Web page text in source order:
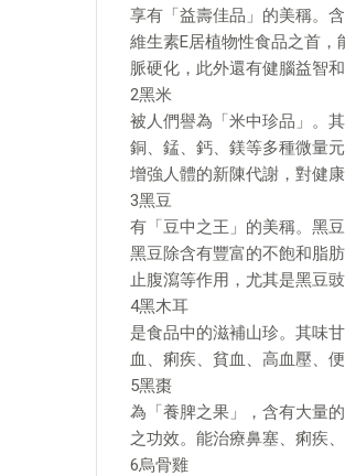
享有「益壽佳品」的美稱。
維生素E居植物性食品之首
脈硬化，此外還有健腦益智
2黑米
被人們譽為「米中珍品」。
銅、錳、鈣、鎂等多種微量
增強人體的新陳代謝，對健康
3黑豆
有「豆中之王」的美稱。黑
黑豆除含有豐富的不飽和脂
止腹瀉等作用，尤其是黑豆
4黑木耳
是食品中的滋補山珍。其味
血、痢疾、貧血、高血壓、
5黑棗
為「養脾之果」，含有大量
之功效。能治療鼻塞、痢疾、
6烏骨雞